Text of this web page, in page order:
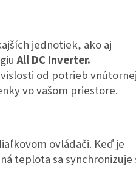
jednotiek, ako aj
All DC Inverter.
od potrieb vnútornej
vo vašom priestore.
ovládači. Keď je
teplota sa synchronizuje